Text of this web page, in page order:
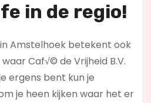
in de regio!
Amstelhoek betekent ook
Caf√© de Vrijheid B.V.
ergens bent kun je
je heen kijken waar het er